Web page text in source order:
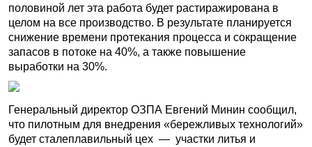
половиной лет эта работа будет растиражирована в
целом на все производство. В результате планируется
снижение времени протекания процесса и сокращение
запасов в потоке на 40%, а также повышение
выработки на 30%.
Генеральный директор ОЗПА Евгений Минин сообщил,
что пилотным для внедрения «бережливых технологий»
будет сталеплавильный цех — участки литья и